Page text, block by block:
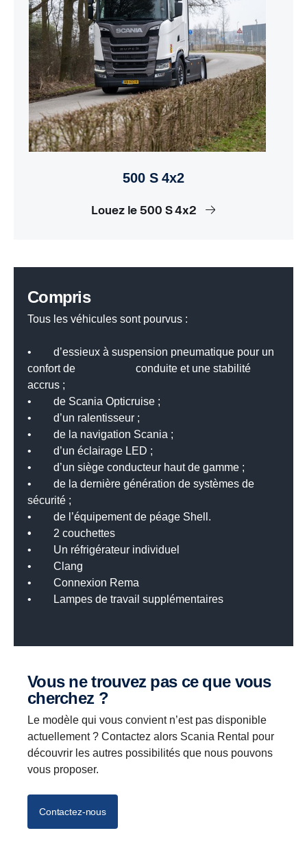
500 S 4x2
Louez le 500 S 4x2
Compris
Tous les véhicules sont pourvus :
• d’essieux à suspension pneumatique pour un
confort de conduite et une stabilité
accrus ;
• de Scania Opticruise ;
• d’un ralentisseur ;
• de la navigation Scania ;
• d’un éclairage LED ;
• d’un siège conducteur haut de gamme ;
• de la dernière génération de systèmes de
sécurité ;
• de l’équipement de péage Shell.
• 2 couchettes
• Un réfrigérateur individuel
• Clang
• Connexion Rema
• Lampes de travail supplémentaires
Vous ne trouvez pas ce que vous
cherchez ?
Le modèle qui vous convient n’est pas disponible
actuellement ? Contactez alors Scania Rental pour
découvrir les autres possibilités que nous pouvons
vous proposer.
Contactez-nous